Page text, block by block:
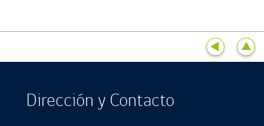
Dirección y Contacto